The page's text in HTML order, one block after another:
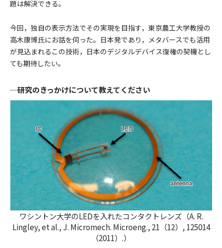
題は解決できる。
今回，独自の表示方法でその実現を目指す，東京農工大学教授の
高木康博氏にお話を伺った。日本発であり，メタバースでも活用
が見込まれるこの技術，日本のデジタルデバイス復権の契機とし
ても期待したい。
─研究のきっかけについて教えてください
ワシントン大学のLEDを入れたコンタクトレンズ（A. R.
Lingley, et al., J. Micromech. Microeng., 21（12）, 125014
（2011）.）